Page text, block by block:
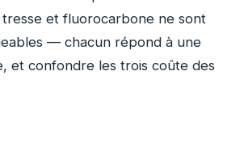
tresse et fluorocarbone ne sont
— chacun répond à une
et confondre les trois coûte des